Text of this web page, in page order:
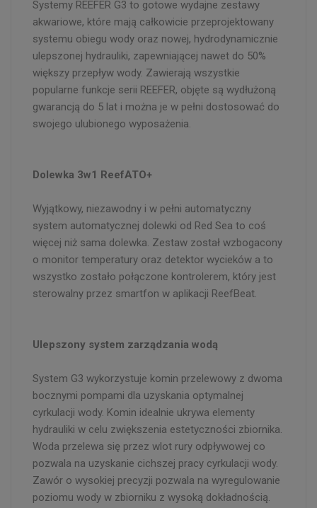
Systemy REEFER G3 to gotowe wydajne zestawy
akwariowe, które mają całkowicie przeprojektowany
systemu obiegu wody oraz nowej, hydrodynamicznie
ulepszonej hydrauliki, zapewniającej nawet do 50%
większy przepływ wody. Zawierają wszystkie
popularne funkcje serii REEFER, objęte są wydłużoną
gwarancją do 5 lat i można je w pełni dostosować do
swojego ulubionego wyposażenia.
Dolewka 3w1 ReefATO+
Wyjątkowy, niezawodny i w pełni automatyczny
system automatycznej dolewki od Red Sea to coś
więcej niż sama dolewka. Zestaw został wzbogacony
o monitor temperatury oraz detektor wycieków a to
wszystko zostało połączone kontrolerem, który jest
sterowalny przez smartfon w aplikacji ReefBeat.
Ulepszony system zarządzania wodą
System G3 wykorzystuje komin przelewowy z dwoma
bocznymi pompami dla uzyskania optymalnej
cyrkulacji wody. Komin idealnie ukrywa elementy
hydrauliki w celu zwiększenia estetyczności zbiornika.
Woda przelewa się przez wlot rury odpływowej co
pozwala na uzyskanie cichszej pracy cyrkulacji wody.
Zawór o wysokiej precyzji pozwala na wyregulowanie
poziomu wody w zbiorniku z wysoką dokładnością.